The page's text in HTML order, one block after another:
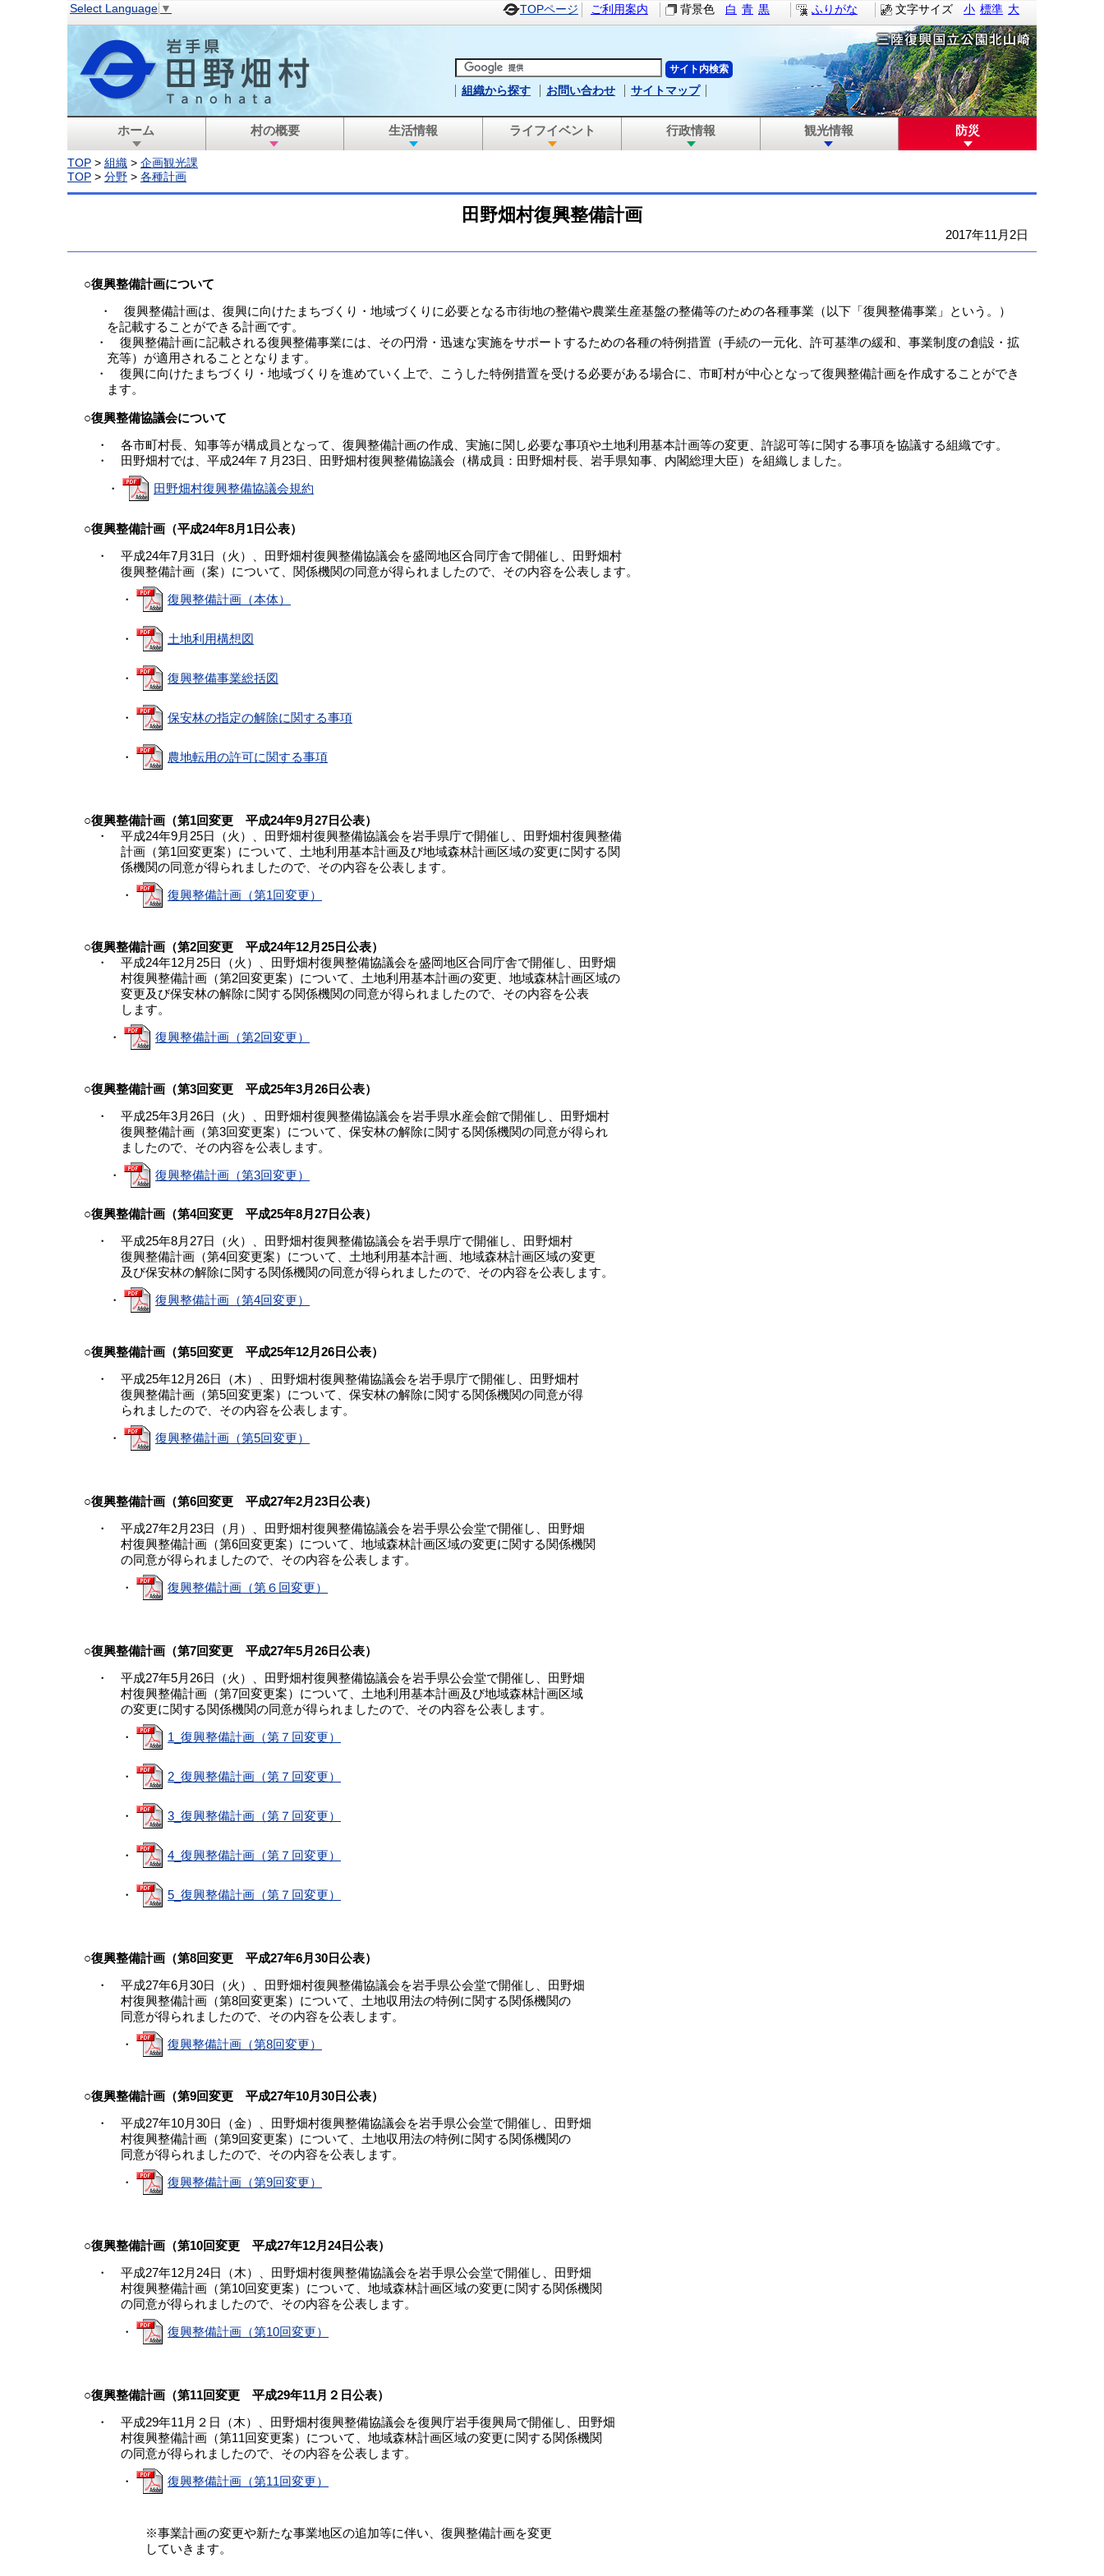
文字サイズ 小 標準 大
Select Language ▼ TOPページ ご利用案内 背景色 白 青 黒 ふりがな
組織から探す お問い合わせ サイトマップ
ホーム 村の概要 生活情報 ライフイベント 行政情報 観光情報 防災
TOP > 組織 > 企画観光課
TOP > 分野 > 各種計画
田野畑村復興整備計画
2017年11月2日
○復興整備計画について
・ 復興整備計画は、復興に向けたまちづくり・地域づくりに必要となる市街地の整備や農業生産基盤の整備等のための各種事業（以下「復興整備事業」という。）
を記載することができる計画です。
・ 復興整備計画に記載される復興整備事業には、その円滑・迅速な実施をサポートするための各種の特例措置（手続の一元化、許可基準の緩和、事業制度の創設・拡
充等）が適用されることとなります。
・ 復興に向けたまちづくり・地域づくりを進めていく上で、こうした特例措置を受ける必要がある場合に、市町村が中心となって復興整備計画を作成することができ
ます。
○復興整備協議会について
・ 各市町村長、知事等が構成員となって、復興整備計画の作成、実施に関し必要な事項や土地利用基本計画等の変更、許認可等に関する事項を協議する組織です。
・ 田野畑村では、平成24年７月23日、田野畑村復興整備協議会（構成員：田野畑村長、岩手県知事、内閣総理大臣）を組織しました。
・ 田野畑村復興整備協議会規約
○復興整備計画（平成24年8月1日公表）
・ 平成24年7月31日（火）、田野畑村復興整備協議会を盛岡地区合同庁舎で開催し、田野畑村
復興整備計画（案）について、関係機関の同意が得られましたので、その内容を公表します。
・ 復興整備計画（本体）
・ 土地利用構想図
・ 復興整備事業総括図
・ 保安林の指定の解除に関する事項
・ 農地転用の許可に関する事項
○復興整備計画（第1回変更 平成24年9月27日公表）
・ 平成24年9月25日（火）、田野畑村復興整備協議会を岩手県庁で開催し、田野畑村復興整備
計画（第1回変更案）について、土地利用基本計画及び地域森林計画区域の変更に関する関
係機関の同意が得られましたので、その内容を公表します。
・ 復興整備計画（第1回変更）
○復興整備計画（第2回変更 平成24年12月25日公表）
・ 平成24年12月25日（火）、田野畑村復興整備協議会を盛岡地区合同庁舎で開催し、田野畑
村復興整備計画（第2回変更案）について、土地利用基本計画の変更、地域森林計画区域の
変更及び保安林の解除に関する関係機関の同意が得られましたので、その内容を公表
します。
・ 復興整備計画（第2回変更）
○復興整備計画（第3回変更 平成25年3月26日公表）
・ 平成25年3月26日（火）、田野畑村復興整備協議会を岩手県水産会館で開催し、田野畑村
復興整備計画（第3回変更案）について、保安林の解除に関する関係機関の同意が得られ
ましたので、その内容を公表します。
・ 復興整備計画（第3回変更）
○復興整備計画（第4回変更 平成25年8月27日公表）
・ 平成25年8月27日（火）、田野畑村復興整備協議会を岩手県庁で開催し、田野畑村
復興整備計画（第4回変更案）について、土地利用基本計画、地域森林計画区域の変更
及び保安林の解除に関する関係機関の同意が得られましたので、その内容を公表します。
・ 復興整備計画（第4回変更）
○復興整備計画（第5回変更 平成25年12月26日公表）
・ 平成25年12月26日（木）、田野畑村復興整備協議会を岩手県庁で開催し、田野畑村
復興整備計画（第5回変更案）について、保安林の解除に関する関係機関の同意が得
られましたので、その内容を公表します。
・ 復興整備計画（第5回変更）
○復興整備計画（第6回変更 平成27年2月23日公表）
・ 平成27年2月23日（月）、田野畑村復興整備協議会を岩手県公会堂で開催し、田野畑
村復興整備計画（第6回変更案）について、地域森林計画区域の変更に関する関係機関
の同意が得られましたので、その内容を公表します。
・ 復興整備計画（第６回変更）
○復興整備計画（第7回変更 平成27年5月26日公表）
・ 平成27年5月26日（火）、田野畑村復興整備協議会を岩手県公会堂で開催し、田野畑
村復興整備計画（第7回変更案）について、土地利用基本計画及び地域森林計画区域
の変更に関する関係機関の同意が得られましたので、その内容を公表します。
・ 1_復興整備計画（第７回変更）
・ 2_復興整備計画（第７回変更）
・ 3_復興整備計画（第７回変更）
・ 4_復興整備計画（第７回変更）
・ 5_復興整備計画（第７回変更）
○復興整備計画（第8回変更 平成27年6月30日公表）
・ 平成27年6月30日（火）、田野畑村復興整備協議会を岩手県公会堂で開催し、田野畑
村復興整備計画（第8回変更案）について、土地収用法の特例に関する関係機関の
同意が得られましたので、その内容を公表します。
・ 復興整備計画（第8回変更）
○復興整備計画（第9回変更 平成27年10月30日公表）
・ 平成27年10月30日（金）、田野畑村復興整備協議会を岩手県公会堂で開催し、田野畑
村復興整備計画（第9回変更案）について、土地収用法の特例に関する関係機関の
同意が得られましたので、その内容を公表します。
・ 復興整備計画（第9回変更）
○復興整備計画（第10回変更 平成27年12月24日公表）
・ 平成27年12月24日（木）、田野畑村復興整備協議会を岩手県公会堂で開催し、田野畑
村復興整備計画（第10回変更案）について、地域森林計画区域の変更に関する関係機関
の同意が得られましたので、その内容を公表します。
・ 復興整備計画（第10回変更）
○復興整備計画（第11回変更 平成29年11月２日公表）
・ 平成29年11月２日（木）、田野畑村復興整備協議会を復興庁岩手復興局で開催し、田野畑
村復興整備計画（第11回変更案）について、地域森林計画区域の変更に関する関係機関
の同意が得られましたので、その内容を公表します。
・ 復興整備計画（第11回変更）
※事業計画の変更や新たな事業地区の追加等に伴い、復興整備計画を変更
していきます。